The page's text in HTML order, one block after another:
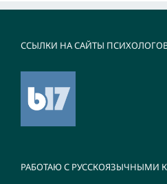
ССЫЛКИ НА САЙТЫ
РАБОТАЮ С РУССКОЯЗЫЧНЫМИ